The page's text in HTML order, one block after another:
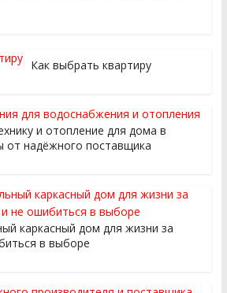
Как выбрать квартиру
и отопление для дома в
от надёжного поставщика
каркасный дом для жизни за
в выборе